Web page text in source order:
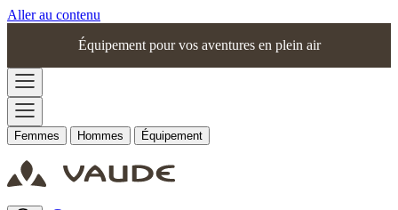
Aller au contenu
Équipement pour vos aventures en plein air
Femmes Hommes Équipement